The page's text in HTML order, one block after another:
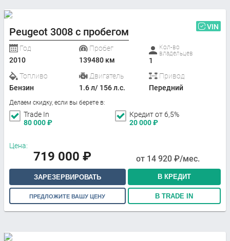
Peugeot 3008 с пробегом VIN
Год
2010
Пробег
139480 км
Кол-во
владельцев
1
Топливо
Бензин
Двигатель
1.6 л/ 156 л.с.
Привод
Передний
Делаем скидку, если вы берете в:
Trade In
80 000₽
Кредит от 6,5%
20 000₽
Цена:
719 000 ₽ от 14 920 ₽/мес.
ЗАРЕЗЕРВИРОВАТЬ В КРЕДИТ
ПРЕДЛОЖИТЕ ВАШУ ЦЕНУ В TRADE IN